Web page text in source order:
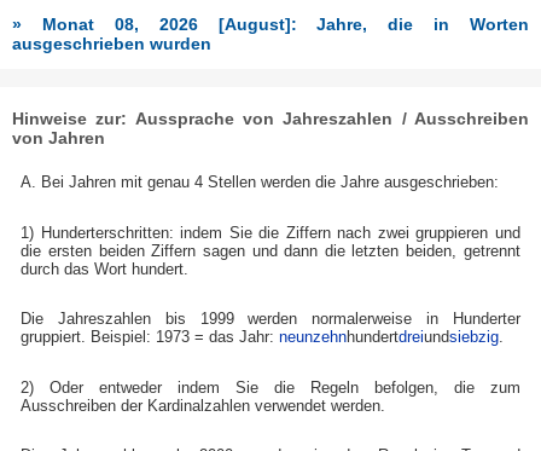
» Monat 08, 2026 [August]: Jahre, die in Worten
ausgeschrieben wurden
Hinweise zur: Aussprache von Jahreszahlen / Ausschreiben
von Jahren
A. Bei Jahren mit genau 4 Stellen werden die Jahre ausgeschrieben:
1) Hunderterschritten: indem Sie die Ziffern nach zwei gruppieren und
die ersten beiden Ziffern sagen und dann die letzten beiden, getrennt
durch das Wort hundert.
Die Jahreszahlen bis 1999 werden normalerweise in Hunderter
gruppiert. Beispiel: 1973 = das Jahr:neunzehnhundertdreiundsiebzig.
2) Oder entweder indem Sie die Regeln befolgen, die zum
Ausschreiben der Kardinalzahlen verwendet werden.